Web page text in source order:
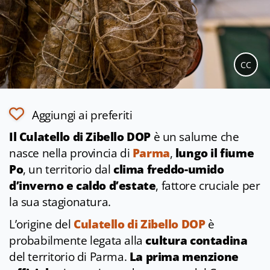
CC
Aggiungi ai preferiti
Il Culatello di Zibello DOPè un salume che
nasce nella provincia di Parma, lungo il fiume
Po, un territorio dalclima freddo-umido
d’inverno e caldo d’estate, fattore cruciale per
la sua stagionatura.
L’origine del Culatello di Zibello DOPè
probabilmente legata allacultura contadina
del territorio di Parma. La prima menzione